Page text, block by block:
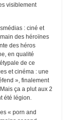
visiblement
: ciné et
des héroïnes
des héros
en qualité
de ce
et cinéma : une
», finalement
ça a plut aux 2
été légion.
« porn and